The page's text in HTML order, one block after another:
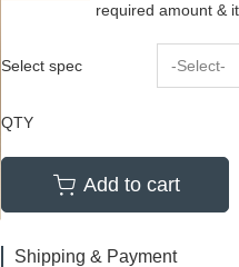
required amount &
Select spec -Select-
QTY
Add to cart
Shipping & Payment